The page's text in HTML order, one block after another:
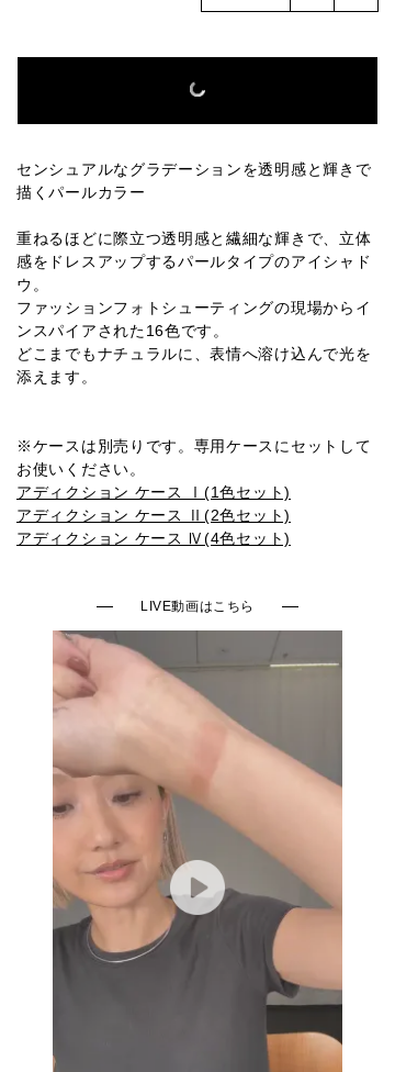
011P 012P 013P 014P
015P 016P 001SP
009SP 010SP 011SP 012SP
008N 002C
センシュアルなグラデーションを透明感と輝きで
描くパールカラー
重ねるほどに際立つ透明感と繊細な輝きで、立体
感をドレスアップするパールタイプのアイシャド
ウ。
ファッションフォトシューティングの現場からイ
ンスパイアされた16色です。
どこまでもナチュラルに、表情へ溶け込んで光を
添えます。
※ケースは別売りです。専用ケースにセットして
お使いください。
アディクション ケース Ⅰ(1色セット)
アディクション ケース Ⅱ(2色セット)
アディクション ケース Ⅳ(4色セット)
LIVE動画はこちら